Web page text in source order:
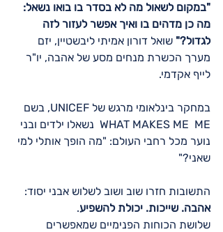
"במקום לשאול מה לא בסדר בו בואו נשאל:
מה כן מדהים בו ואיך אפשר לעזור לזה
לגדול?" שואל דורון אמיתי ליבשטיין, יזם
מערך הכשרת מנחים מסע של אהבה, יו"ר
לייף אקדמי.
במחקר בינלאומי מרגש של UNICEF, בשם
WHAT MAKES ME  ME  נשאלו ילדים ובני
נוער מכל רחבי העולם: "מה הופך אותלי למי
שאני?"
התשובות חזרו שוב ושוב לשלוש אבני יסוד:
אהבה. שייכות. יכולת להשפיע.
שלושת הכוחות הפנימיים שמאפשרים